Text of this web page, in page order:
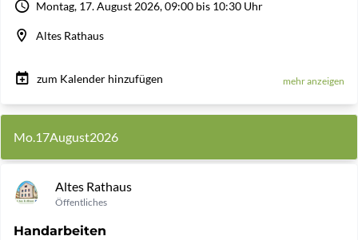
Montag, 17. August 2026, 09:00 bis 10:30 Uhr
Altes Rathaus
zum Kalender hinzufügen mehr anzeigen
Mo.17August2026
Altes Rathaus
Öffentliches
Handarbeiten